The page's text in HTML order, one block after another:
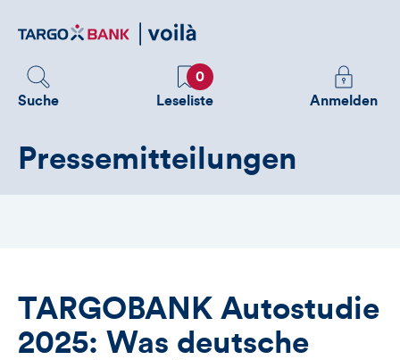
zum
Suche
Favoriten
0
Leseliste
Melden
Sie
Anmelden
Pressemitteilungen
TARGOBANK Autostudie
2025: Was deutsche